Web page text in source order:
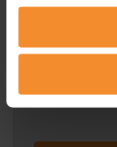
Een uitgebreid
dit inclusief